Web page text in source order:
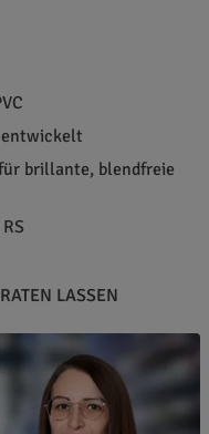
entwickelt
brillante, blendfreie
LASSEN